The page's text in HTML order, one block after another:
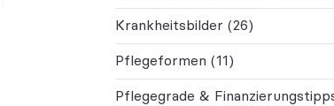
Krankheitsbilder (26)
Pflegeformen (11)
Pflegegrade &